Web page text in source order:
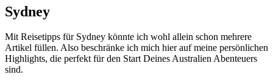
Sydney
Mit Reisetipps für Sydney könnte ich wohl allein schon mehrere
Artikel füllen. Also beschränke ich mich hier auf meine persönlichen
Highlights, die perfekt für den Start Deines Australien Abenteuers
sind.